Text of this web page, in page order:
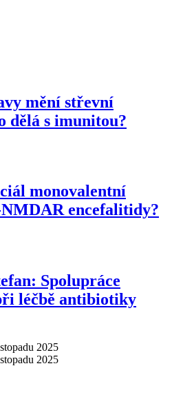
mění střevní
dělá s imunitou?
monovalentní
encefalitidy?
Spolupráce
léčbě antibiotiky
2025
2025